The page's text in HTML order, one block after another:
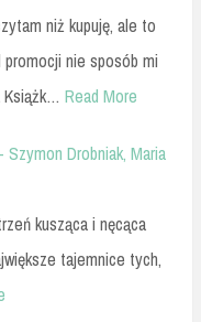
niż kupuję, ale to
nie sposób mi
Książk… Read More
Drobniak, Maria
kusząca i nęcąca
tajemnice tych,